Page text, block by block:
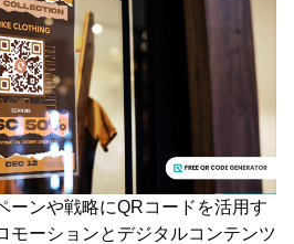
ーンや戦略にQRコードを活用す
モーションとデジタルコンテンツ